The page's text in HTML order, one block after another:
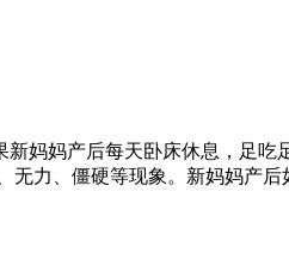
妈妈产后每天卧床休息，足吃
力、僵硬等现象。新妈妈产后